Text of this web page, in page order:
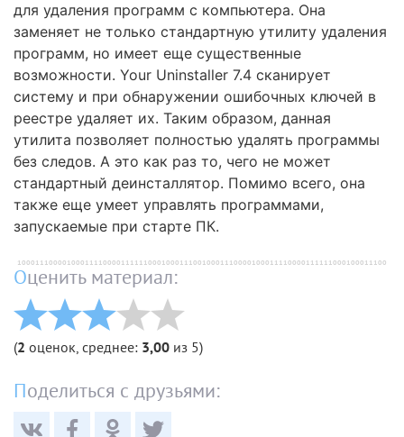
для удаления программ с компьютера. Она
заменяет не только стандартную утилиту удаления
программ, но имеет еще существенные
возможности. Your Uninstaller 7.4 сканирует
систему и при обнаружении ошибочных ключей в
реестре удаляет их. Таким образом, данная
утилита позволяет полностью удалять программы
без следов. А это как раз то, чего не может
стандартный деинсталлятор. Помимо всего, она
также еще умеет управлять программами,
запускаемые при старте ПК.
Оценить материал:
(2 оценок, среднее: 3,00 из 5)
Поделиться с друзьями: